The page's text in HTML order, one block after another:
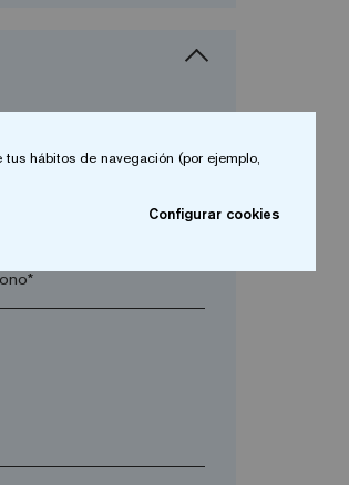
arrow_drop_down
hábitos de navegación (por ejemplo,
Configurar cookies